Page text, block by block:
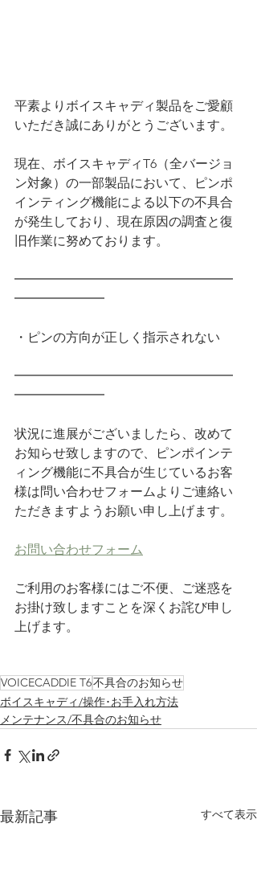
平素よりボイスキャディ製品をご愛顧
いただき誠にありがとうございます。
現在、ボイスキャディT6（全バージョ
ン対象）の一部製品において、ピンポ
インティング機能による以下の不具合
が発生しており、現在原因の調査と復
旧作業に努めております。
━━━━━━━━━━━━━━━━━
━━━━━━━
・ピンの方向が正しく指示されない
━━━━━━━━━━━━━━━━━
━━━━━━━
状況に進展がございましたら、改めて
お知らせ致しますので、ピンポインテ
ィング機能に不具合が生じているお客
様は問い合わせフォームよりご連絡い
ただきますようお願い申し上げます。
お問い合わせフォーム
ご利用のお客様にはご不便、ご迷惑を
お掛け致しますことを深くお詫び申し
上げます。
VOICECADDIE T6不具合のお知らせ
ボイスキャディ/操作･お手入れ方法
メンテナンス/不具合のお知らせ
最新記事 すべて表示